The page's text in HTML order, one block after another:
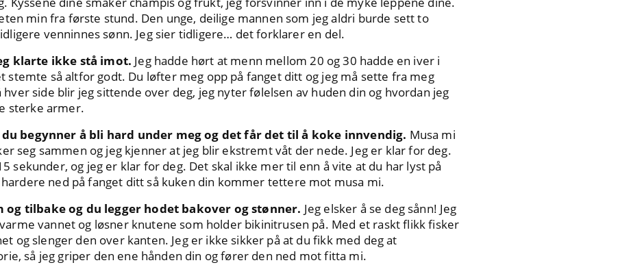
min fra første stund. Den unge, deilige mannen som jeg aldri burde sett to
venninnes sønn. Jeg sier tidligere… det forklarer en del.
klarte ikke stå imot. Jeg hadde hørt at menn mellom 20 og 30 hadde en iver i
stemte så altfor godt. Du løfter meg opp på fanget ditt og jeg må sette fra meg
hver side blir jeg sittende over deg, jeg nyter følelsen av huden din og hvordan jeg
sterke armer.
begynner å bli hard under meg og det får det til å koke innvendig. Musa mi
seg sammen og jeg kjenner at jeg blir ekstremt våt der nede. Jeg er klar for deg.
sekunder, og jeg er klar for deg. Det skal ikke mer til enn å vite at du har lyst på
hardere ned på fanget ditt så kuken din kommer tettere mot musa mi.
og tilbake og du legger hodet bakover og stønner. Jeg elsker å se deg sånn! Jeg
vannet og løsner knutene som holder bikinitrusen på. Med et raskt flikk fisker
og slenger den over kanten. Jeg er ikke sikker på at du fikk med deg at
så jeg griper den ene hånden din og fører den ned mot fitta mi.